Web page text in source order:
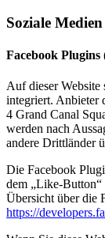
Soziale Medien
Facebook
Auf dieser Website
integriert. Anbieter
4 Grand Canal
werden nach
andere Drittländer
Die Facebook
dem „Like-Button“
Übersicht über die
https://